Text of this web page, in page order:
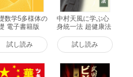
の時間を差し引いた、残りの時間で
、研修をする時にも、松本氏が痛
て2、3年目の若い受講生に目標を
のローンもあるし、仕事も忙しく
い」というような社会人のプロの方
をしっかりと持っていることが多い
ほど、制約の中で、やるべきこ
数学5多様体の
電子書籍版
試し読み
中村天風に学ぶ心
身統一法 超健康法
電子書籍版
試し読み